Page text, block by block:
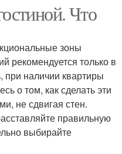
Что
зоны
рекомендуется только в
при наличии квартиры
о том, как сделать эти
не сдвигая стен.
правильную
выбирайте